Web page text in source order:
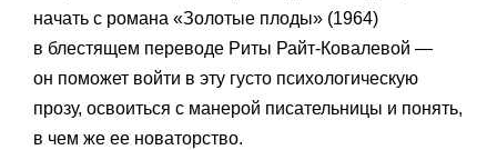
начать с романа «Золотые плоды» (1964)
в блестящем переводе Риты Райт-Ковалевой —
он поможет войти в эту густо психологическую
прозу, освоиться с манерой писательницы и понять,
в чем же ее новаторство.